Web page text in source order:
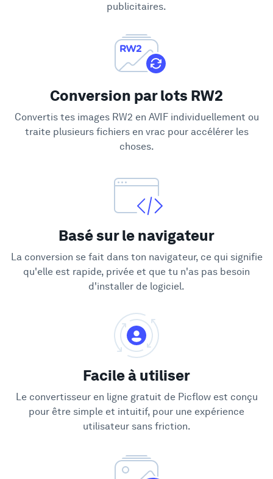
publicitaires.
Conversion par lots RW2
Convertis tes images RW2 en AVIF individuellement ou
traite plusieurs fichiers en vrac pour accélérer les
choses.
Basé sur le navigateur
La conversion se fait dans ton navigateur, ce qui signifie
qu'elle est rapide, privée et que tu n'as pas besoin
d'installer de logiciel.
Facile à utiliser
Le convertisseur en ligne gratuit de Picflow est conçu
pour être simple et intuitif, pour une expérience
utilisateur sans friction.